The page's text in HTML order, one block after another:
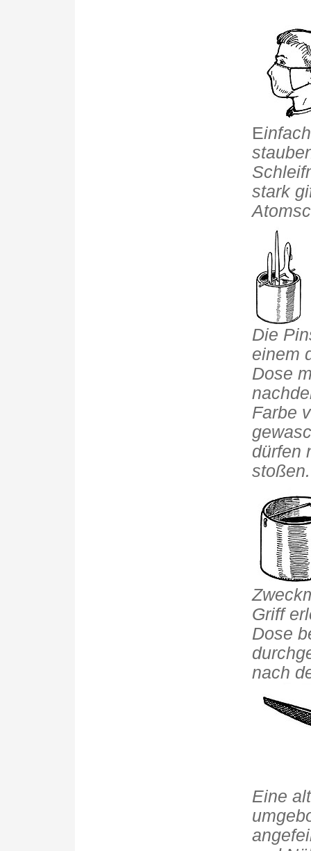
E
stark
Die
einem
Dose
Farbe
dürfen
stoßen.
Griff
Dose
nach
Eine